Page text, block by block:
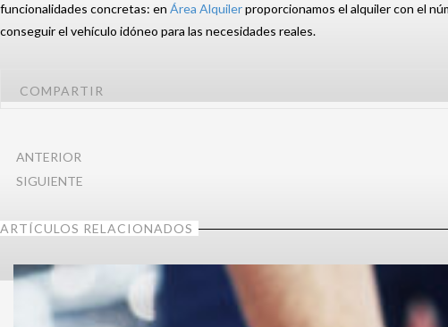
funcionalidades concretas: en Área Alquilerproporcionamos el alquiler con el
conseguir el vehículo idóneo para las necesidades reales.
COMPARTIR
ANTERIOR
SIGUIENTE
ARTÍCULOS RELACIONADOS